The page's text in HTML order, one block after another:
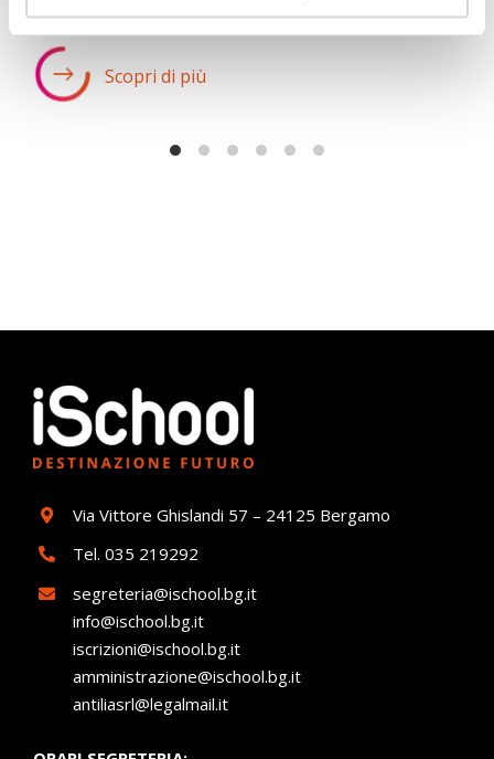
Scopri di più
Via Vittore Ghislandi 57 – 24125 Bergamo
Tel. 035 219292
segreteria@ischool.bg.it
info@ischool.bg.it
iscrizioni@ischool.bg.it
amministrazione@ischool.bg.it
antiliasrl@legalmail.it